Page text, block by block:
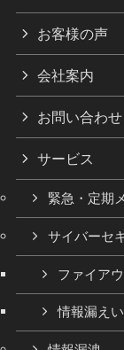
お客様の声
会社案内
お問い合わせ
サービス
緊急・定期
サイバーセ
ファイア
情報漏え